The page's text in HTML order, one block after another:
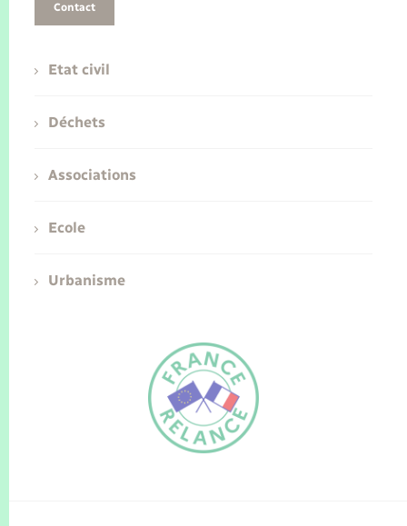
Contact
Etat civil
Déchets
Associations
Ecole
Urbanisme